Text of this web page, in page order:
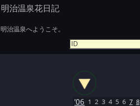
明治温泉花日記
明治温泉へようこそ。
'06 1 2 3 4 5 6 7 8